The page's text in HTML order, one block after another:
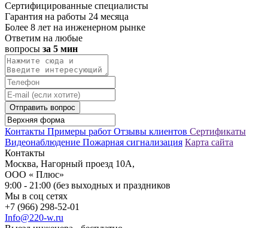
Сертифицированные специалисты
Гарантия на работы 24 месяца
Более 8 лет на инженерном рынке
Ответим на любые
вопросы за 5 мин
Отправить вопрос
Контакты Примеры работ Отзывы клиентов Сертификаты
Видеонаблюдение Пожарная сигнализация Карта сайта
Контакты
Москва, Нагорный проезд 10А,
ООО « Плюс»
9:00 - 21:00 (без выходных и праздников
Мы в соц сетях
+7 (966) 298-52-01
Info@220-w.ru